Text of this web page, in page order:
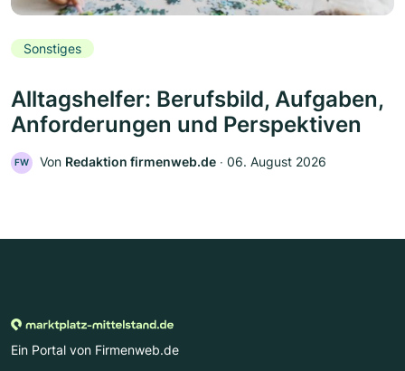
Sonstiges
Alltagshelfer: Berufsbild, Aufgaben,
Anforderungen und Perspektiven
FW Von Redaktion firmenweb.de ‧ 06. August 2026
Ein Portal von Firmenweb.de